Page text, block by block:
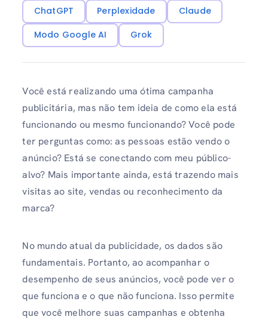
ChatGPT Perplexidade
Claude
Modo Google AI
Grok
Você está realizando uma ótima campanha
publicitária, mas não tem ideia de como ela está
funcionando ou mesmo funcionando? Você pode
ter perguntas como: as pessoas estão vendo o
anúncio? Está se conectando com meu público-
alvo? Mais importante ainda, está trazendo mais
visitas ao site, vendas ou reconhecimento da
marca?
No mundo atual da publicidade, os dados são
fundamentais. Portanto, ao acompanhar o
desempenho de seus anúncios, você pode ver o
que funciona e o que não funciona. Isso permite
que você melhore suas campanhas e obtenha